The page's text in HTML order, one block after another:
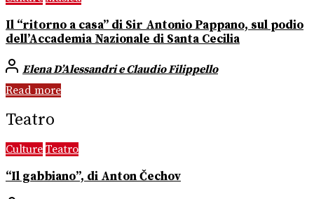
Il “ritorno a casa” di Sir Antonio Pappano, sul podio
dell’Accademia Nazionale di Santa Cecilia
Elena D’Alessandri e Claudio Filippello
Read more
Teatro
Culture Teatro
“Il gabbiano”, di Anton Čechov